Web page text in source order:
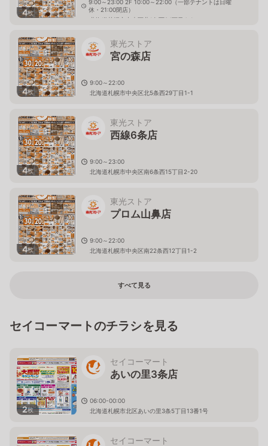
4枚
9:00～23:00 2F 10:00～22:00（一部テナントは日曜
休・21:00閉店）
北海道札幌市中央区北1条西24丁目4-1
4枚
東光ストア
宮の森店
9:00～22:00
北海道札幌市中央区北5条西29丁目1-1
4枚
東光ストア
西線6条店
9:00～23:00
北海道札幌市中央区南6条西15丁目2-20
4枚
東光ストア
プロム山鼻店
9:00～22:00
北海道札幌市中央区南22条西12丁目1-2
すべて見る
セイコーマートのチラシを見る
2枚
セイコーマート
あいの里3条店
06:00-00:00
北海道札幌市北区あいの里3条5丁目13番1号
セイコーマート